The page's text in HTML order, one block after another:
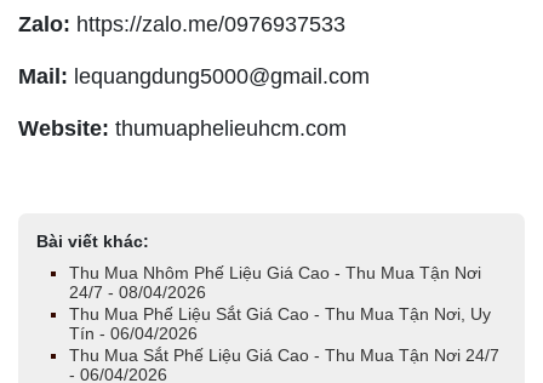
Zalo: https://zalo.me/0976937533
Mail: lequangdung5000@gmail.com
Website: thumuaphelieuhcm.com
Bài viết khác:
Thu Mua Nhôm Phế Liệu Giá Cao - Thu Mua Tận Nơi
24/7 - 08/04/2026
Thu Mua Phế Liệu Sắt Giá Cao - Thu Mua Tận Nơi, Uy
Tín - 06/04/2026
Thu Mua Sắt Phế Liệu Giá Cao - Thu Mua Tận Nơi 24/7
- 06/04/2026